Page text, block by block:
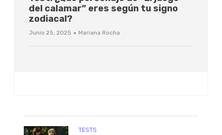
del calamar” eres según tu signo
zodiacal?
Junio 25, 2025 · Mariana Rocha
TESTS